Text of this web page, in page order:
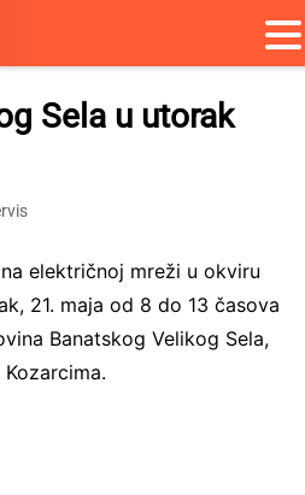
Sela u utorak
električnoj mreži u okviru
21. maja od 8 do 13 časova
Banatskog Velikog Sela,